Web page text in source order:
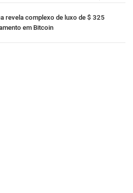
revela complexo de luxo de $ 325
em Bitcoin